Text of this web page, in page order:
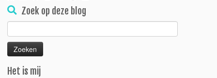
Zoek op deze blog
naar:
Het is mij